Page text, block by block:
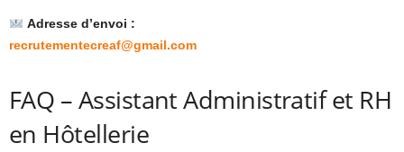
Adresse d’envoi :
recrutementecreaf@gmail.com
FAQ – Assistant Administratif et RH
en Hôtellerie